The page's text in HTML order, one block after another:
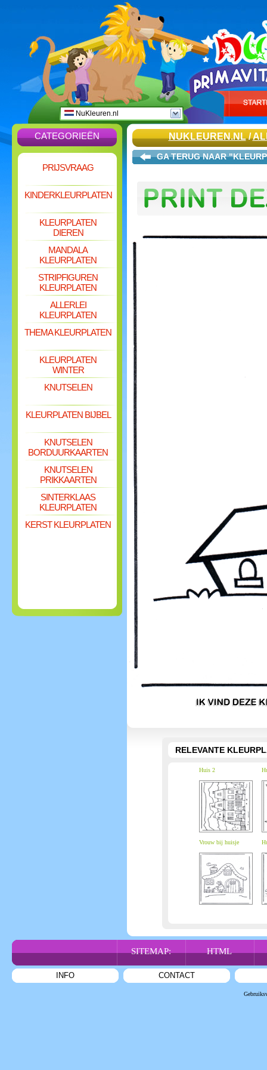
NuKleuren.nl
CATEGORIEËN
PRIJSVRAAG
KINDERKLEURPLATEN
KLEURPLATEN
DIEREN
MANDALA
KLEURPLATEN
STRIPFIGUREN
KLEURPLATEN
ALLERLEI
KLEURPLATEN
THEMA KLEURPLATEN
KLEURPLATEN
WINTER
KNUTSELEN
KLEURPLATEN BIJBEL
KNUTSELEN
BORDUURKAARTEN
KNUTSELEN
PRIKKAARTEN
SINTERKLAAS
KLEURPLATEN
KERST KLEURPLATEN
NUKLEUREN.NL/
GA TERUG NAAR
RELEVANTE
Huis 2
Vrouw bij huisje
SITEMAP: HTML
INFO CONTACT